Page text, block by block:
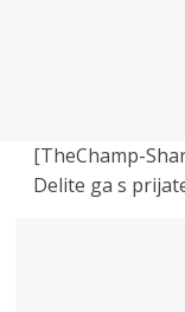
[TheChamp-
Delite ga s